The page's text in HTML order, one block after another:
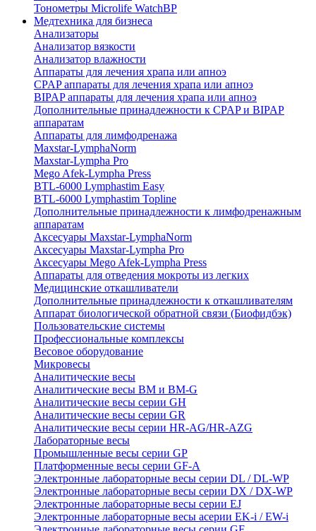
Тонометры Microlife WatchBP
Медтехника для бизнеса
Анализаторы
Анализатор вязкости
Анализатор влажности
Аппараты для лечения храпа или апноэ
CPAP аппараты для лечения храпа или апноэ
BIPAP аппараты для лечения храпа или апноэ
Дополнительные принадлежности к CPAP и BIPAP
аппаратам
Аппараты для лимфодренажа
Maxstar-LymphaNorm
Maxstar-Lympha Pro
Mego Afek-Lympha Press
BTL-6000 Lymphastim Easy
BTL-6000 Lymphastim Topline
Дополнительные принадлежности к лимфодренажным
аппаратам
Аксесуары Maxstar-LymphaNorm
Аксесуары Maxstar-Lympha Pro
Аксесуары Mego Afek-Lympha Press
Аппараты для отведения мокроты из легких
Медицинские откашливатели
Дополнительные принадлежности к откашливателям
Аппарат биологической обратной связи (Биофидбэк)
Пользовательские системы
Профессиональные комплексы
Весовое оборудование
Микровесы
Аналитические весы
Аналитические весы BM и BM-G
Аналитические весы серии GH
Аналитические весы серии GR
Аналитические весы серии HR-AG/HR-AZG
Лабораторные весы
Промышленные весы серии GP
Платформенные весы серии GF-A
Электронные лабораторные весы серии DL / DL-WP
Электронные лабораторные весы серии DX / DX-WP
Электронные лабораторные весы серии EJ
Электронные лабораторные весы aсерии EK-i / EW-i